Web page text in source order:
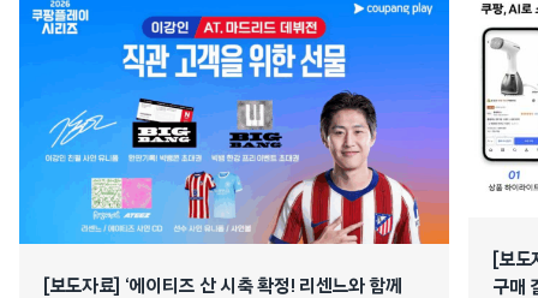
[보도자료] ‘에이티즈 산 시축 확정! 리센느와 함께
[보
구매